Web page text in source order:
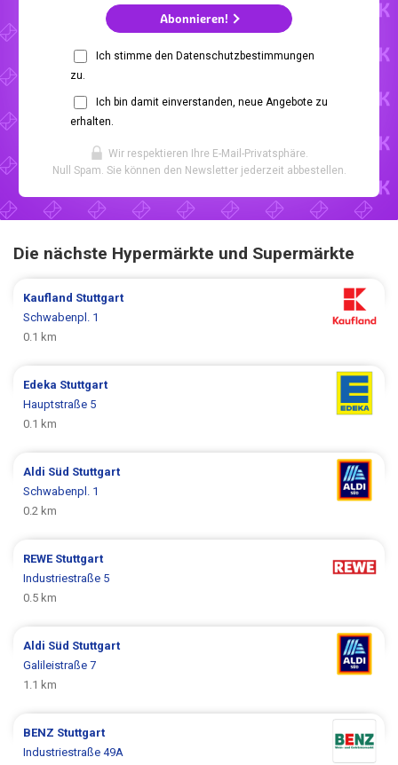
Abonnieren!
Ich stimme den Datenschutzbestimmungen
zu.
Ich bin damit einverstanden, neue Angebote zu
erhalten.
Wir respektieren Ihre E-Mail-Privatsphäre.
Null Spam. Sie können den Newsletter jederzeit abbestellen.
Die nächste Hypermärkte und Supermärkte
Kaufland Stuttgart
Schwabenpl. 1
0.1 km
Edeka Stuttgart
Hauptstraße 5
0.1 km
Aldi Süd Stuttgart
Schwabenpl. 1
0.2 km
REWE Stuttgart
Industriestraße 5
0.5 km
Aldi Süd Stuttgart
Galileistraße 7
1.1 km
BENZ Stuttgart
Industriestraße 49A